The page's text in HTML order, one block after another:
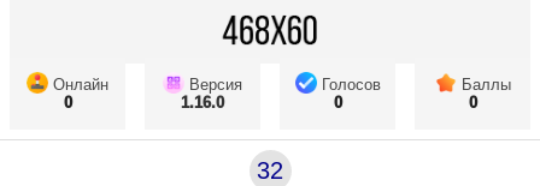
Онлайн
0
Версия
1.16.0
Голосов
0
Баллы
0
32